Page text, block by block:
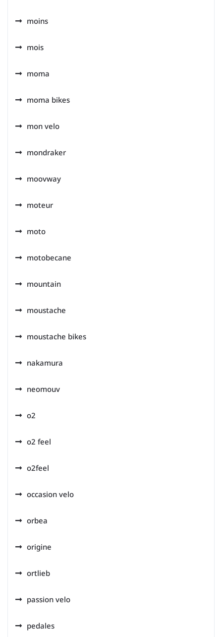
moins
mois
moma
moma bikes
mon velo
mondraker
moovway
moteur
moto
motobecane
mountain
moustache
moustache bikes
nakamura
neomouv
o2
o2 feel
o2feel
occasion velo
orbea
origine
ortlieb
passion velo
pedales